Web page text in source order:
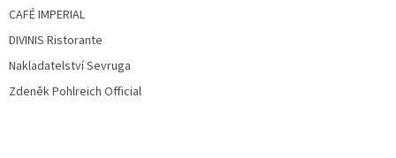
CAFÉ IMPERIAL
DIVINIS Ristorante
Nakladatelství Sevruga
Zdeněk Pohlreich Official